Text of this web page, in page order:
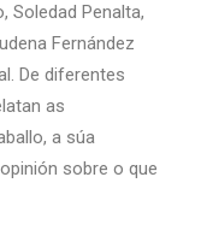
Soledad Penalta,
Fernández
De diferentes
as
a súa
sobre o que